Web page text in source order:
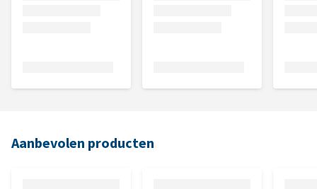
Aanbevolen producten